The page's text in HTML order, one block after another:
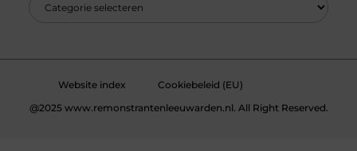
Website index
Cookiebeleid (EU)
@2025 www.remonstrantenleeuwarden.nl. All Right Reserved.